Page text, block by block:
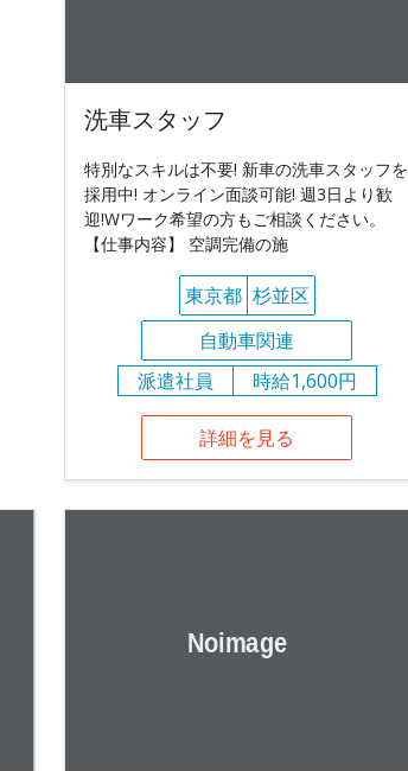
洗車スタッフ
特別なスキルは不要! 新車の洗車スタッフを
採用中! オンライン面談可能! 週3日より歓
迎!Wワーク希望の方もご相談ください。
【仕事内容】 空調完備の施
東京都 杉並区
自動車関連
派遣社員
時給1,600円
詳細を見る